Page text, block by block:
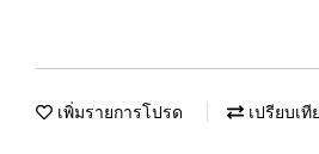
เพิ่มรายการโปรด เปรียบเที